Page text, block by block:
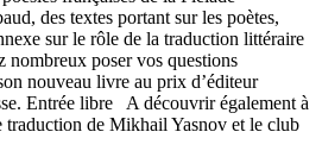
des textes portant sur les poètes,
sur le rôle de la traduction littéraire
nombreux poser vos questions
nouveau livre au prix d’éditeur
Entrée libre A découvrir également à
traduction de Mikhail Yasnov et le club